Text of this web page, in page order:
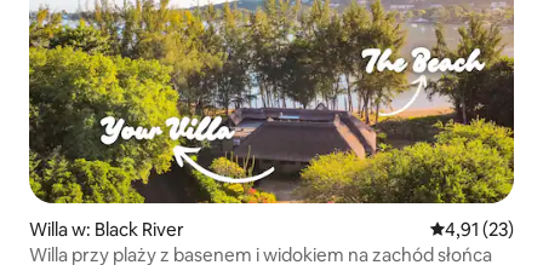
Willa w: Black River Średnia
4,91 (23)
Willa przy plaży z basenem i widokiem na zachód słońca